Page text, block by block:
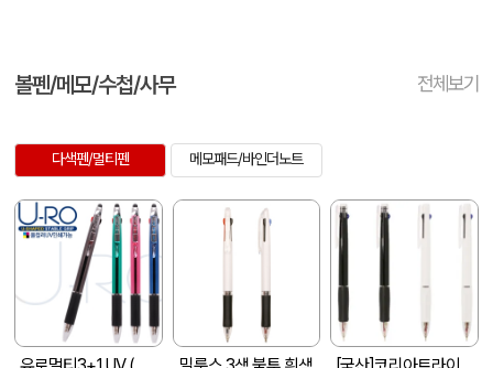
볼펜/메모/수첩/사무 전체보기
다색펜/멀티펜 메모패드/바인더노트